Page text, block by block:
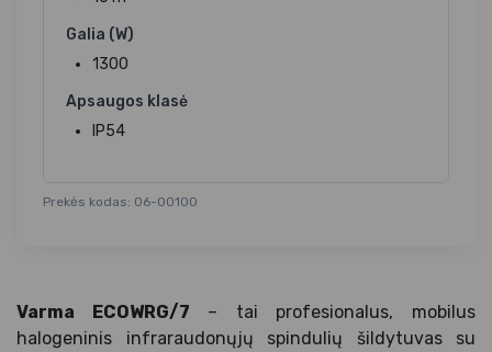
Galia (W)
1300
Apsaugos klasė
IP54
Prekės kodas: 06-00100
Varma ECOWRG/7 – tai profesionalus, mobilus
halogeninis infraraudonųjų spindulių šildytuvas su